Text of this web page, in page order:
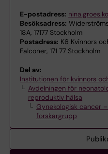
E-postadress:
Besöksadress:
18A, 17177 Stockholm
Postadress: K6 Kvinnors
Falconer, 171 77 Stockholm
Del av:
Institutionen för kvinnors
Avdelningen för
reproduktiv hälsa
Gynekologisk cancer
forskargrupp